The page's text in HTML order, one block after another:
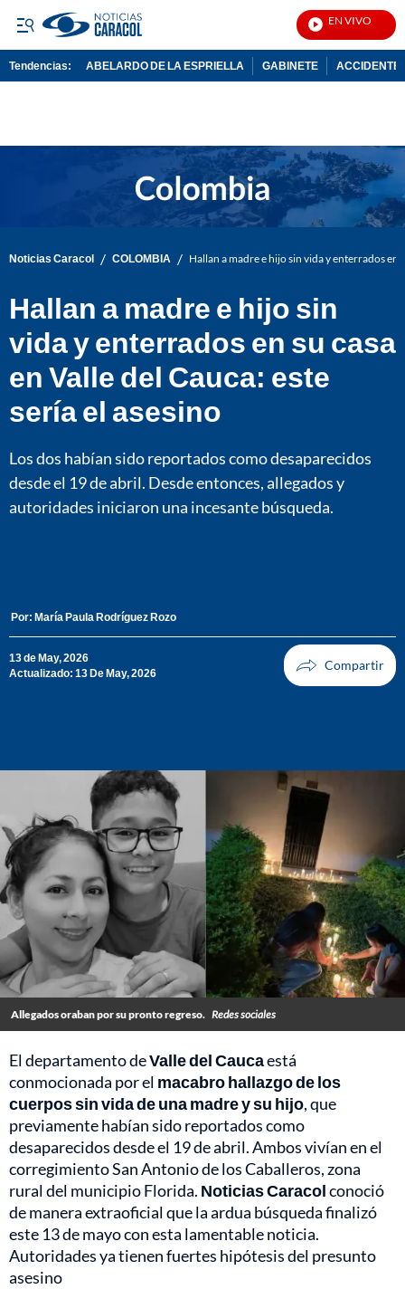
EN VIVO
Tendencias: ABELARDO DE LA ESPRIELLA GABINETE ACCIDENTE
Noticias Caracol / COLOMBIA / Hallan a madre e hijo sin vida y enterrados en
Hallan a madre e hijo sin
vida y enterrados en su casa
en Valle del Cauca: este
sería el asesino
Los dos habían sido reportados como desaparecidos
desde el 19 de abril. Desde entonces, allegados y
autoridades iniciaron una incesante búsqueda.
Por: María Paula Rodríguez Rozo
13 de May, 2026
Actualizado: 13 De May, 2026
Allegados oraban por su pronto regreso. Redes sociales
El departamento deValle del Caucaestá
conmocionada por el macabro hallazgo de los
cuerpos sin vida de una madre y su hijo, que
previamente habían sido reportados como
desaparecidos desde el 19 de abril. Ambos vivían en el
corregimiento San Antonio de los Caballeros, zona
rural del municipio Florida. Noticias Caracolconoció
de manera extraoficial que la ardua búsqueda finalizó
este 13 de mayo con esta lamentable noticia.
Autoridades ya tienen fuertes hipótesis del presunto
asesino